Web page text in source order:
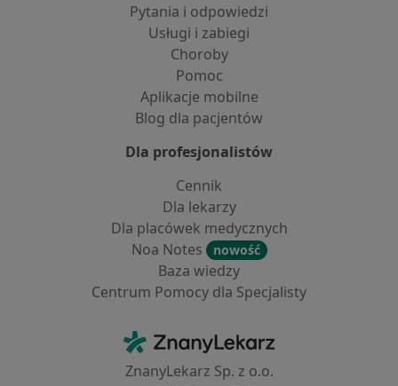
Pytania i odpowiedzi
Usługi i zabiegi
Choroby
Pomoc
Aplikacje mobilne
Blog dla pacjentów
Dla profesjonalistów
Cennik
Dla lekarzy
Dla placówek medycznych
Noa Notes
nowość
Baza wiedzy
Centrum Pomocy dla Specjalisty
ZnanyLekarz - Strona główna
ZnanyLekarz Sp. z o.o.